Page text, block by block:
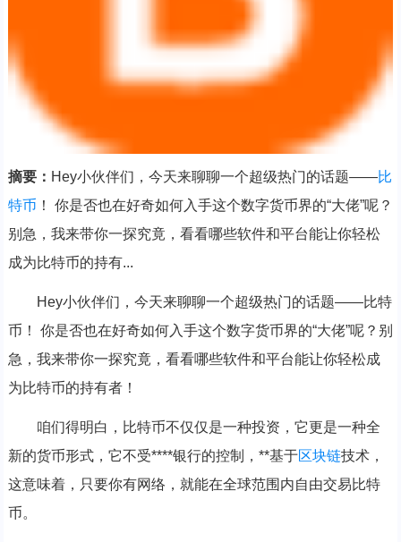
摘要： Hey小伙伴们，今天来聊聊一个超级热门的话题——比
特币 ！ 你是否也在好奇如何入手这个数字货币界的“大佬”呢？
别急，我来带你一探究竟，看看哪些软件和平台能让你轻松
成为比特币的持有...
Hey小伙伴们，今天来聊聊一个超级热门的话题——比特
币！ 你是否也在好奇如何入手这个数字货币界的“大佬”呢？别
急，我来带你一探究竟，看看哪些软件和平台能让你轻松成
为比特币的持有者！
咱们得明白，比特币不仅仅是一种投资，它更是一种全
新的货币形式，它不受****银行的控制，**基于区块链技术，
这意味着，只要你有网络，就能在全球范围内自由交易比特
币。